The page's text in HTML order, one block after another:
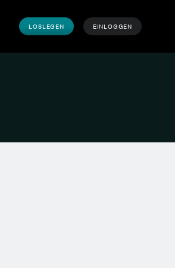
LOSLEGEN EINLOGGEN